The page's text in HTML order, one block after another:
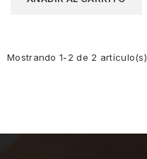
Mostrando 1-2 de 2 artículo(s)